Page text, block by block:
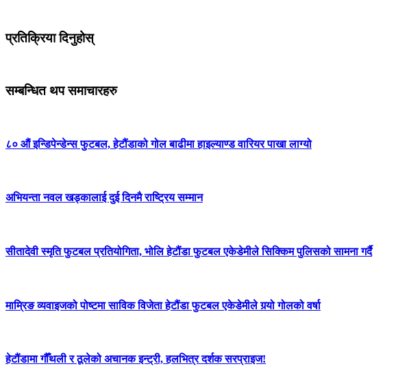
प्रतिक्रिया दिनुहोस्
सम्बन्धित थप समाचारहरु
८० औं इन्डिपेन्डेन्स फुटबल, हेटौंडाको गोल बाढीमा हाइल्याण्ड वारियर पाखा लाग्यो
अभियन्ता नवल खड्कालाई दुई दिनमै राष्ट्रिय सम्मान
सीतादेवी स्मृति फुटबल प्रतियोगिता, भोलि हेटौंडा फुटबल एकेडेमीले सिक्किम पुलिसको सामना गर्दै
माम्रिङ व्यवाइजको पोष्टमा साविक विजेता हेटौंडा फुटबल एकेडेमीले गर्‍यो गोलको वर्षा
हेटौंडामा गौँथली र ठूलेको अचानक इन्ट्री, हलभित्र दर्शक सरप्राइज!